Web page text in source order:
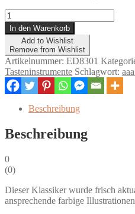
Piano
Kids
Klavierschule
Bd.
1
Menge
In den Warenkorb
Add to Wishlist
Remove from Wishlist
Artikelnummer: ED8301
Tasteninstrumente Schlagwort:
Beschreibung
Beschreibung
0
(0)
Dieser Klassiker wurde frisch
ansprechende farbige